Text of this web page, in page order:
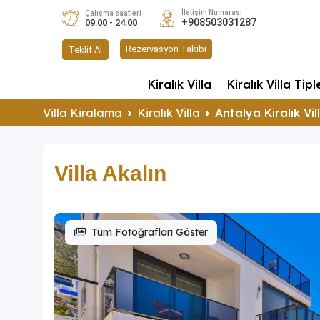
Çalışma saatleri
09:00 - 24:00
İletişim Numarası
+908503031287
Teklif Al Rezervasyon Takibi
Kiralık Villa Kiralık Villa
Villa Kiralama
Kiralık Villa Antalya Kiralık
Villa Akalın
Tüm Fotoğrafları Göster